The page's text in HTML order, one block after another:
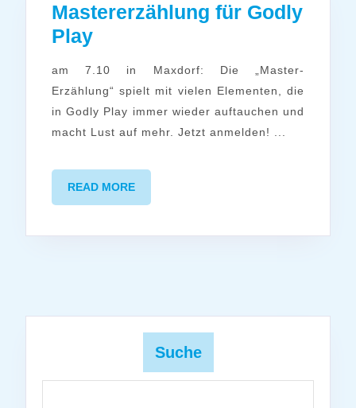
Mastererzählung für Godly
PlayMastererzählung
Godly
Play
am 7.10 in Maxdorf: Die „Master-
Erzählung“ spielt mit vielen Elementen, die
in Godly Play immer wieder auftauchen und
macht Lust auf mehr. Jetzt anmelden! ...
READ MOREREAD
MORE
Suche